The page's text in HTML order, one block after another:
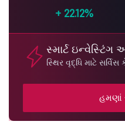
+22.12%
સ્માર્ટ
સ્થિર વૃદ્ધિ માટે
હમણાં